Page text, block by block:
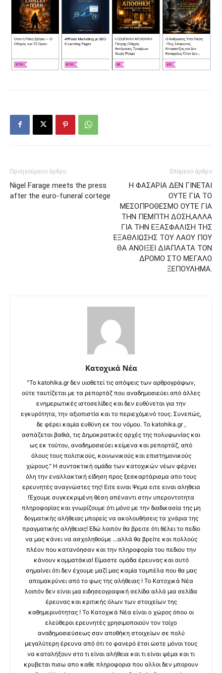
Προηγούμενο άρθρο
Nigel Farage meets the press
after the euro-funeral cortege
Επόμενο άρθρο
Η ΦΑΣΑΡΙΑ ΔΕΝ ΓΙΝΕΤΑΙ
ΟΥΤΕ ΓΙΑ ΤΟ
ΜΕΣΟΠΡΟΘΕΣΜΟ ΟΥΤΕ ΓΙΑ
ΤΗΝ ΠΕΜΠΤΗ ΔΟΣΗ,ΑΛΛΑ
ΓΙΑ ΤΗΝ ΕΞΑΣΦΑΛΙΣΗ ΤΗΣ
ΕΞΑΘΛΙΩΣΗΣ ΤΟΥ ΛΑΟΥ ΠΟΥ
ΘΑ ΑΝΟΙΞΕΙ ΔΙΑΠΛΑΤΑ ΤΟΝ
ΔΡΟΜΟ ΣΤΟ ΜΕΓΑΛΟ
ΞΕΠΟΥΛΗΜΑ.
Κατοχικά Νέα
"Το katohika.gr δεν υιοθετεί τις απόψεις των αρθρογράφων,
ούτε ταυτίζεται με τα ρεπορτάζ που αναδημοσιεύει από άλλες
ενημερωτικές ιστοσελίδες και δεν ευθύνεται για την
εγκυρότητα, την αξιοπιστία και το περιεχόμενό τους. Συνεπώς,
δε φέρει καμία ευθύνη εκ του νόμου. Το katohika.gr ,
ασπάζεται βαθιά, τις Δημοκρατικές αρχές της πολυφωνίας και
ως εκ τούτου, αναδημοσιεύει κείμενα και ρεπορτάζ, από
όλους τους πολιτικούς, κοινωνικούς και επιστημονικούς
χώρους." Η συντακτική ομάδα των κατοχικών νέων φέρνει
όλη την εναλλακτική είδηση προς ξεσκαρτάρισμα απο τους
ερευνητές αναγνώστες της! Ειτε ειναι Ψεμα ειτε ειναι αληθεια
!Έχουμε συγκεκριμένη θέση απέναντι στην υπεροντοτητα
πληροφορίας και γνωρίζουμε ότι μόνο με την διαδικασία της μη
δογματικής αλήθειας μπορείς να ακολουθήσεις τα χνάρια της
πραγματικής αλήθειας! Εδώ λοιπόν θα βρειτε ότι θέλει το πεδίο
να μας κάνει να ασχοληθούμε ...αλλά θα βρείτε και πολλούς
πλέον που κατανόησαν και την πληροφορία του πεδιου την
κάνουν κομματάκια! Είμαστε ομάδα έρευνας και αυτό
σημαίνει ότι δεν έχουμε μαζί μας καμία ταμπέλα που θα μας
απομακρύνει από το φως της αλήθειας ! Το Κατοχικά Νέα
λοιπόν δεν είναι μια ειδησεογραφική σελίδα αλλά μια σελίδα
έρευνας και κριτικής όλων των στοιχείων της
καθημερινότητας ! Το Κατοχικά Νέα είναι ο χώρος όπου οι
ελεύθεροι ερευνητές χρησιμοποιούν τον τοίχο
αναδημοσιεύσεως σαν αποθήκη στοιχείων σε πολύ
μεγαλύτερη έρευνα από ότι το φανερό έτσι ώστε μόνοι τους
να καταλήξουν στο τι είναι αλήθεια και τι είναι ψέμα και τι
κρυβεται πισω απο καθε πληροφορια που αλλοι δεν μπορουν